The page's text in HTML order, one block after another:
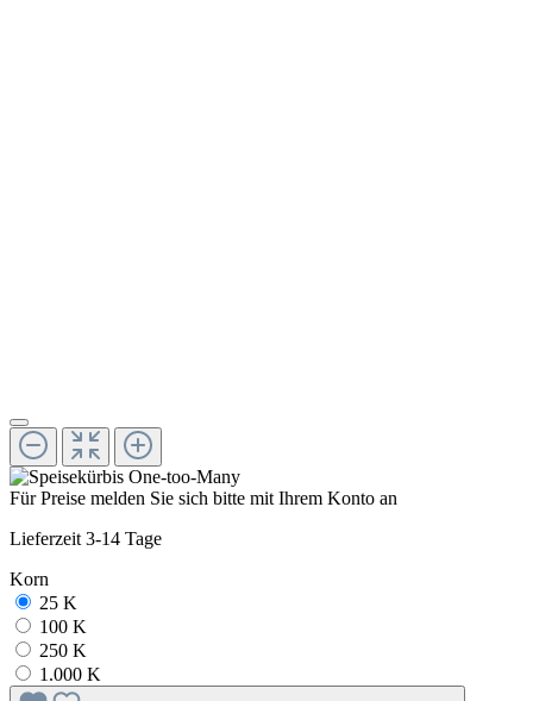
Für Preise melden Sie sich bitte mit Ihrem Konto an
Lieferzeit 3-14 Tage
Korn
25 K
100 K
250 K
1.000 K